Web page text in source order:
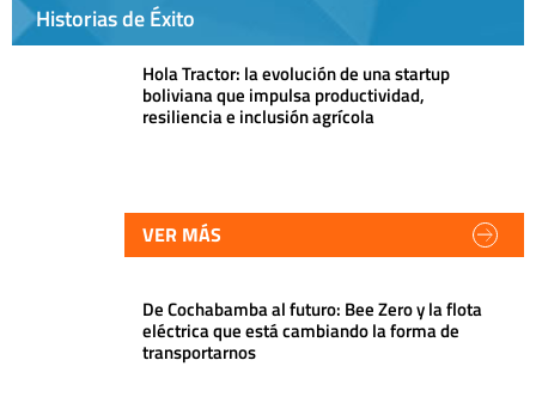
Historias de Éxito
Hola Tractor: la evolución de una startup
boliviana que impulsa productividad,
resiliencia e inclusión agrícola
VER MÁS
De Cochabamba al futuro: Bee Zero y la flota
eléctrica que está cambiando la forma de
transportarnos